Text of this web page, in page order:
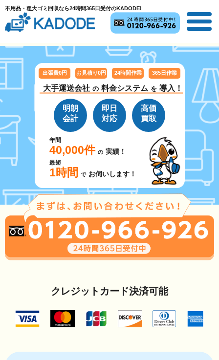
不用品・粗大ゴミ回収なら24時間365日受付のKADODE!
出張費0円 お見積り0円 24時間作業 365日作業
大手運送会社 の 料金システム を 導入！
明朗
会計
即日
対応
高価
買取
年間
40,000件 の 実績！
最短
1時間 で お伺いします！
クレジットカード決済可能